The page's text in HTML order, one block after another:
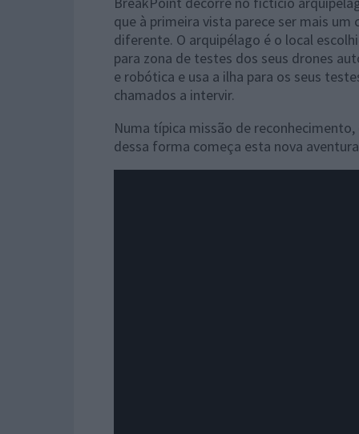
que à primeira vista parece ser mais
diferente. O arquipélago é o local
para zona de testes dos seus drones
e robótica e usa a ilha para os seus
chamados a intervir.
Numa típica missão de
dessa forma começa esta nova